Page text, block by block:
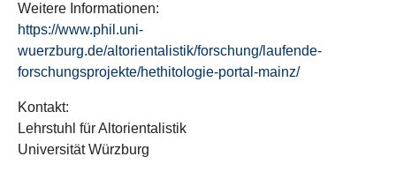
Weitere Informationen:
https://www.phil.uni-
wuerzburg.de/altorientalistik/forschung/laufende-
forschungsprojekte/hethitologie-portal-mainz/
Kontakt:
Lehrstuhl für Altorientalistik
Universität Würzburg